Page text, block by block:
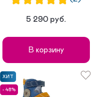
5 290 руб.
В корзину
ХИТ
- 48%